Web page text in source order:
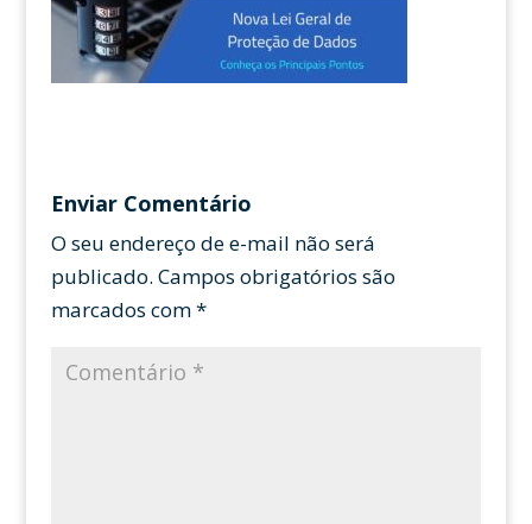
Enviar Comentário
O seu endereço de e-mail não será
publicado. Campos obrigatórios são
marcados com*